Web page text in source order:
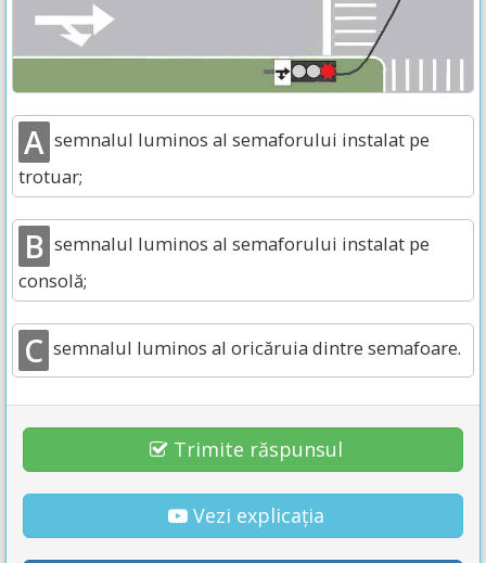
A semnalul luminos al semaforului instalat pe
trotuar;
B semnalul luminos al semaforului instalat pe
consolă;
C semnalul luminos al oricăruia dintre semafoare.
Trimite răspunsul
Vezi explicația